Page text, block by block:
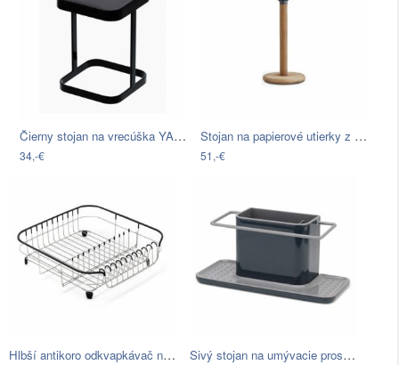
Čierny stojan na vrecúška YAMAZAKI Tower
34,-€
Stojan na papierové utierky z dubového…
51,-€
Hlbší antikoro odkvapkávač na riad s… Sivý stojan na umývacie prostriedky…